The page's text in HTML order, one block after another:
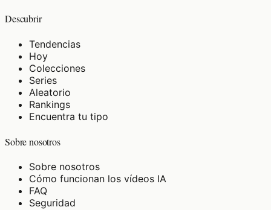
Descubrir
Tendencias
Hoy
Colecciones
Series
Aleatorio
Rankings
Encuentra tu tipo
Sobre nosotros
Sobre nosotros
Cómo funcionan los vídeos IA
FAQ
Seguridad